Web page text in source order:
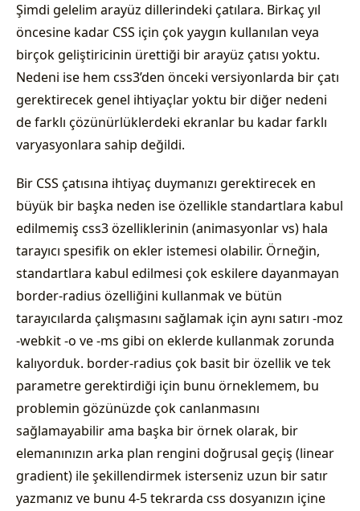
Şimdi gelelim arayüz dillerindeki çatılara. Birkaç yıl
öncesine kadar CSS için çok yaygın kullanılan veya
birçok geliştiricinin ürettiği bir arayüz çatısı yoktu.
Nedeni ise hem css3’den önceki versiyonlarda bir çatı
gerektirecek genel ihtiyaçlar yoktu bir diğer nedeni
de farklı çözünürlüklerdeki ekranlar bu kadar farklı
varyasyonlara sahip değildi.
Bir CSS çatısına ihtiyaç duymanızı gerektirecek en
büyük bir başka neden ise özellikle standartlara kabul
edilmemiş css3 özelliklerinin (animasyonlar vs) hala
tarayıcı spesifik on ekler istemesi olabilir. Örneğin,
standartlara kabul edilmesi çok eskilere dayanmayan
border-radius özelliğini kullanmak ve bütün
tarayıcılarda çalışmasını sağlamak için aynı satırı -moz
-webkit -o ve -ms gibi on eklerde kullanmak zorunda
kalıyorduk. border-radius çok basit bir özellik ve tek
parametre gerektirdiği için bunu örneklemem, bu
problemin gözünüzde çok canlanmasını
sağlamayabilir ama başka bir örnek olarak, bir
elemanınızın arka plan rengini doğrusal geçiş (linear
gradient) ile şekillendirmek isterseniz uzun bir satır
yazmanız ve bunu 4-5 tekrarda css dosyanızın içine